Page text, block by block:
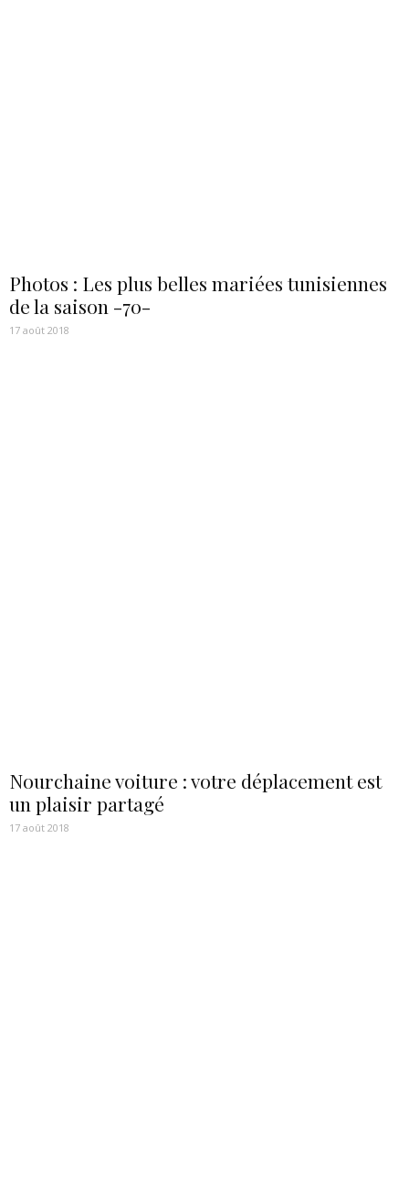
Photos : Les plus belles mariées tunisiennes
de la saison -70-
17 août 2018
Nourchaine voiture : votre déplacement est
un plaisir partagé
17 août 2018